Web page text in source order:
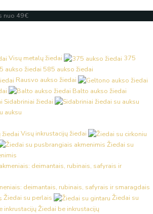
nuo 49€
Visų metalų žiedai
375
585 aukso žiedai
Rausvo aukso žiedai
Balto aukso žiedai
Sidabriniai žiedai
auksu
Visų inkrustacijų žiedai
Žiedai su
deimantais, rubinais, safyrais ir smaragdais
Žiedai su perlais
Žiedai su
Žiedai be inkrustacijų